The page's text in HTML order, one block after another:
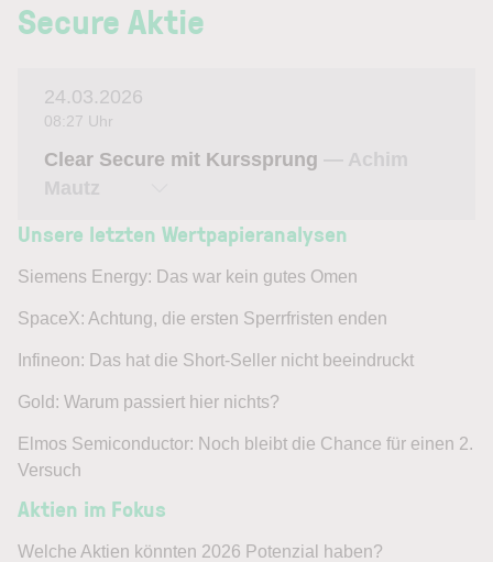
Secure Aktie
24.03.2026
08:27 Uhr
Clear Secure mit Kurssprung — Achim
Mautz
Unsere letzten Wertpapieranalysen
Siemens Energy: Das war kein gutes Omen
SpaceX: Achtung, die ersten Sperrfristen enden
Infineon: Das hat die Short-Seller nicht beeindruckt
Gold: Warum passiert hier nichts?
Elmos Semiconductor: Noch bleibt die Chance für einen 2.
Versuch
Aktien im Fokus
Welche Aktien könnten 2026 Potenzial haben?